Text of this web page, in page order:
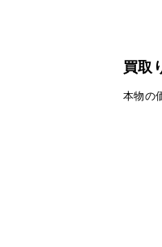
買取
本物の